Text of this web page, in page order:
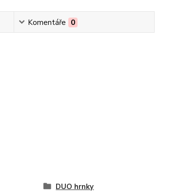
Komentáře 0
DUO hrnky